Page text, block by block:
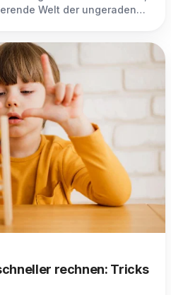
Welt der ungeraden
rechnen: Tricks